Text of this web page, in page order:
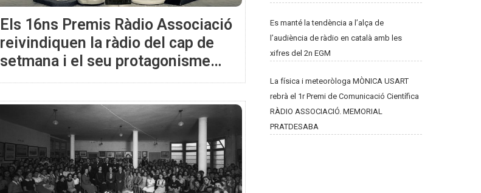
Els 16ns Premis Ràdio Associació
reivindiquen la ràdio del cap de
setmana i el seu protagonisme
per acostar l'actualitat local i
internacional
Es manté la tendència a l’alça de
l’audiència de ràdio en català amb les
xifres del 2n EGM
La física i meteoròloga MÒNICA USART
rebrà el 1r Premi de Comunicació Científica
RÀDIO ASSOCIACIÓ. MEMORIAL
PRATDESABA